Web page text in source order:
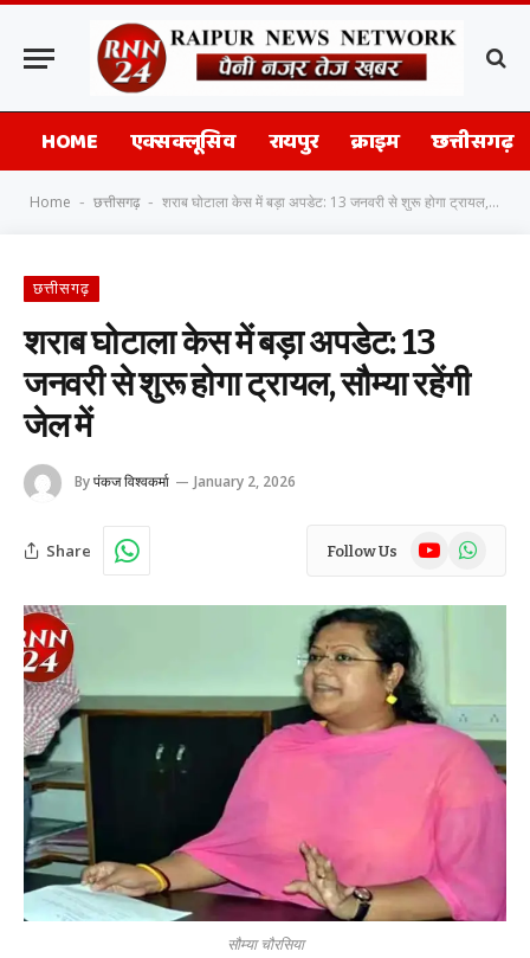
HOME एक्सक्लूसिव रायपुर क्राइम छत्तीसगढ़
Home - छत्तीसगढ़ - शराब घोटाला केस में बड़ा अपडेट: 13 जनवरी से शुरू होगा ट्रायल, सौम्या रहेंगी जेल में
छत्तीसगढ़
शराब घोटाला केस में बड़ा अपडेट: 13
जनवरी से शुरू होगा ट्रायल, सौम्या रहेंगी
जेल में
Byपंकज विश्वकर्मा January 2, 2026
Share Follow Us YouTubeWhatsApp
सौम्या चौरसिया